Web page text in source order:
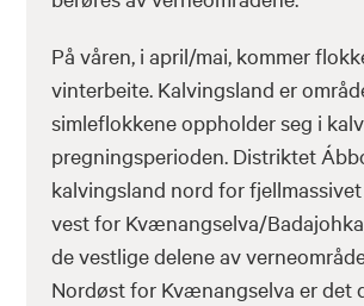
På våren, i april/mai, kommer
vinterbeite. Kalvingsland er
simleflokkene oppholder seg i
pregningsperioden. Distriktet
kalvingsland nord for
vest for Kvænangselva/
de vestlige delene av
Nordøst for Kvænangselva er det